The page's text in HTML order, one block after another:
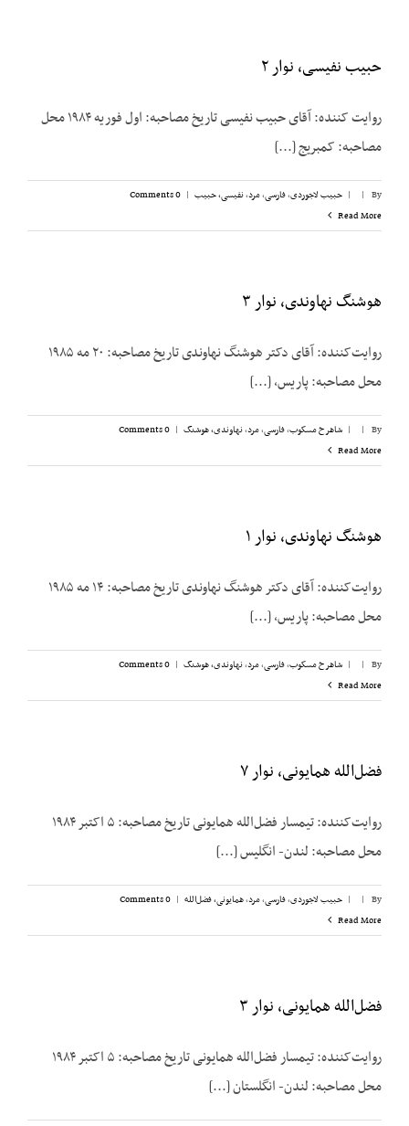
حبیب نفیسی، نوار ۲
روایت کننده: آقای حبیب نفیسی تاریخ مصاحبه: اول فوریه ۱۹۸۴ محل
مصاحبه: کمبریج [...]
By
|
| حبیب لاجوردی,فارسی,مرد,نفیسی، حبیب |
0 Comments
Read More
هوشنگ نهاوندی، نوار ۳
روایت‌کننده: آقای دکتر هوشنگ نهاوندی تاریخ مصاحبه: ۲۰ مه ۱۹۸۵
محل مصاحبه: پاریس، [...]
By
|
| شاهرخ مسکوب,فارسی,مرد,نهاوندی، هوشنگ |
0 Comments
Read More
هوشنگ نهاوندی، نوار ۱
روایت‌کننده: آقای دکتر هوشنگ نهاوندی تاریخ مصاحبه: ۱۴ مه ۱۹۸۵
محل مصاحبه: پاریس، [...]
By
|
| شاهرخ مسکوب,فارسی,مرد,نهاوندی، هوشنگ |
0 Comments
Read More
فضل‌الله همایونی، نوار ۷
روایت‌کننده: تیمسار فضل‌الله همایونی تاریخ مصاحبه: ۵ اکتبر ۱۹۸۴
محل مصاحبه: لندن- انگلیس [...]
By
|
| حبیب لاجوردی,فارسی,مرد,همایونی، فضل‌الله |
0 Comments
Read More
فضل‌الله همایونی، نوار ۳
روایت‌کننده: تیمسار فضل‌الله همایونی تاریخ مصاحبه: ۵ اکتبر ۱۹۸۴
محل مصاحبه: لندن- انگلستان [...]